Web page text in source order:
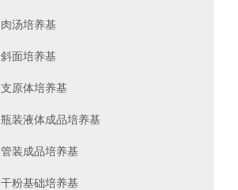
肉汤培养基
斜面培养基
支原体培养基
瓶装液体成品培养基
管装成品培养基
干粉基础培养基